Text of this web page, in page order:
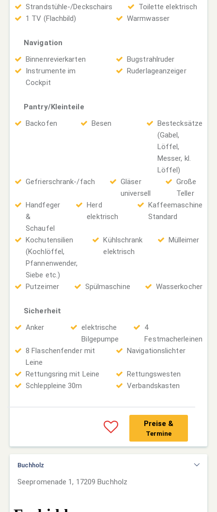
Strandstühle-/Deckschairs
Toilette elektrisch
1 TV (Flachbild)
Warmwasser
Navigation
Binnenrevierkarten
Bugstrahlruder
Instrumente im
Cockpit
Ruderlageanzeiger
Pantry/Kleinteile
Backofen
Besen
Bestecksätze
(Gabel,
Löffel,
Messer, kl.
Löffel)
Gefrierschrank-/fach
Gläser
universell
Große
Teller
Handfeger
&
Schaufel
Herd
elektrisch
Kaffeemaschine
Standard
Kochutensilien
(Kochlöffel,
Pfannenwender,
Siebe etc.)
Kühlschrank
elektrisch
Mülleimer
Putzeimer Spülmaschine Wasserkocher
Sicherheit
Anker
elektrische
Bilgepumpe
4
Festmacherleinen
8 Flaschenfender mit
Leine
Navigationslichter
Rettungsring mit Leine
Rettungswesten
Schleppleine 30m
Verbandskasten
Preise &
Termine
Buchholz
Seepromenade 1, 17209 Buchholz